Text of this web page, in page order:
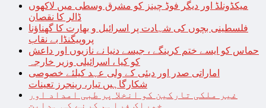
میکڈونلڈ اور دیگر فوڈ چینز کو مشرق وسطی میں لاکھوں
ڈالر کا نقصان
فلسطینی بچوں کی شہادت پر اسرائیل و بھارت کا گھناؤنا
پروپیگنڈا بے نقاب
حماس کو ایسے ختم کرینگے ، جیسے دنیا نے نازیوں اور داعش
کو کیا ، اسرائیلی وزیر خارجہ
اماراتی صدر اور دبئی کے ولی عہد کیلئے خصوصی
شکارگاہیں تیار، رینجرز تعینات
غیر ملکی تارکین کو انخلا پر طبی امداد اور
خوراک فراہم کرنے کی ہدایت